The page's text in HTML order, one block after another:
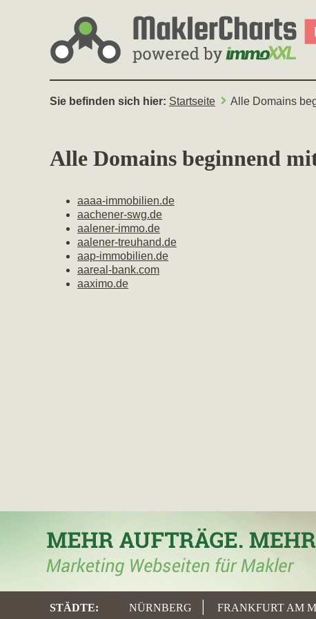
Sie befinden sich hier: Startseite Alle Domains
Alle Domains beginnend
aaaa-immobilien.de
aachener-swg.de
aalener-immo.de
aalener-treuhand.de
aap-immobilien.de
aareal-bank.com
aaximo.de
STÄDTE: NÜRNBERG FRANKFURT AM